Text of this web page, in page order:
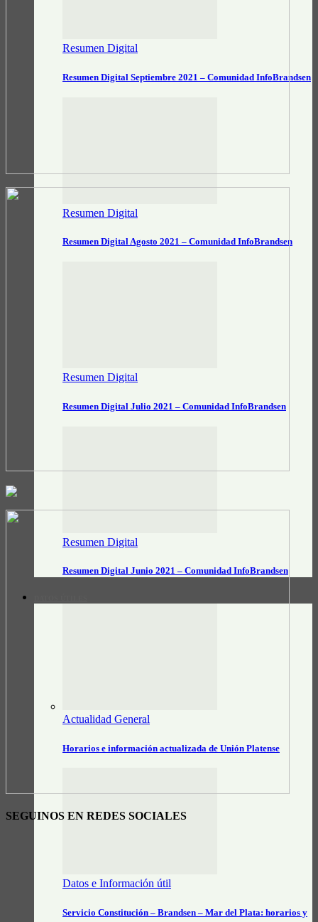
Resumen Digital
Resumen Digital Septiembre 2021 – Comunidad InfoBrandsen
Resumen Digital
Resumen Digital Agosto 2021 – Comunidad InfoBrandsen
Resumen Digital
Resumen Digital Julio 2021 – Comunidad InfoBrandsen
Resumen Digital
Resumen Digital Junio 2021 – Comunidad InfoBrandsen
Actualidad General
Horarios e información actualizada de Unión Platense
Datos e Información útil
Servicio Constitución – Brandsen – Mar del Plata: horarios y
SEGUINOS EN REDES SOCIALES